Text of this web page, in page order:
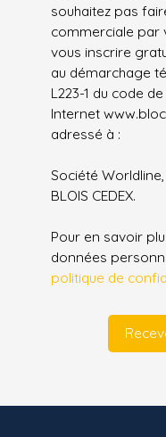
souhaitez pas
commerciale par
vous inscrire
au démarchage
L223-1 du code
Internet
adressé à :
Société Worldline,
BLOIS CEDEX.
Pour en savoir
données
politique de